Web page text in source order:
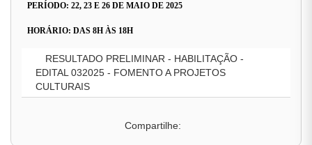
PERÍODO: 22, 23 E 26 DE MAIO DE 2025
HORÁRIO: DAS 8H ÀS 18H
RESULTADO PRELIMINAR - HABILITAÇÃO -
EDITAL 032025 - FOMENTO A PROJETOS
CULTURAIS
Compartilhe: